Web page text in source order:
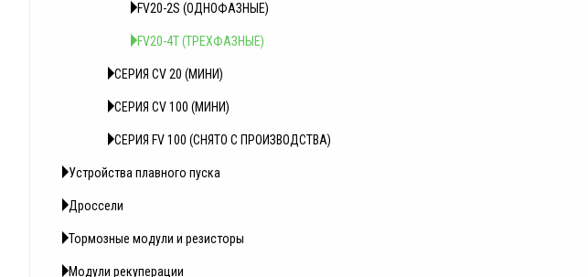
FV20-2S (ОДНОФАЗНЫЕ)
FV20-4T (ТРЕХФАЗНЫЕ)
СЕРИЯ CV 20 (МИНИ)
СЕРИЯ СV 100 (МИНИ)
СЕРИЯ FV 100 (СНЯТО С ПРОИЗВОДСТВА)
Устройства плавного пуска
Дроссели
Тормозные модули и резисторы
Модули рекуперации